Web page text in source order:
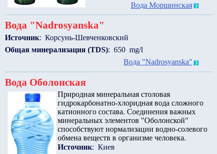
Вода Моршинская
Вода "Nadrosyanska"
Источник: Корсунь-Шевченковский
Общая минерализация (TDS): 650 mg/l
Вода "Nadrosyanska"
Вода Оболонская
Природная минеральная столовая
гидрокарбонатно-хлоридная вода сложного
катионного состава. Соединения важных
минеральных элементов "Оболонской"
способствуют нормализации водно-солевого
обмена веществ в организме человека.
Источник: Киев